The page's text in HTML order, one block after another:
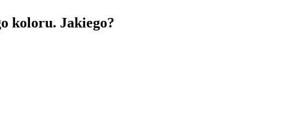
koloru. Jakiego?